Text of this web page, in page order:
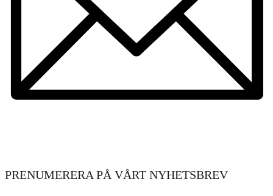
PRENUMERERA PÅ VÅRT NYHETSBREV